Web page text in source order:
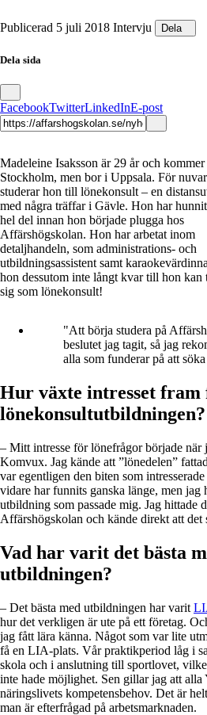
Publicerad 5 juli 2018 Intervju Dela
Dela sida
FacebookTwitterLinkedInE-post
Madeleine Isaksson är 29 år och kommer
Stockholm, men bor i Uppsala. För
studerar hon till lönekonsult – en
med några träffar i Gävle. Hon har
hel del innan hon började plugga hos
Affärshögskolan. Hon har arbetat inom
detaljhandeln, som administrations- och
utbildningsassistent samt
hon dessutom inte långt kvar till hon kan
sig som lönekonsult!
"Att börja studera på
beslutet jag tagit, så jag
alla som funderar på att
Hur växte intresset fram
lönekonsultutbildningen?
– Mitt intresse för lönefrågor började när
Komvux. Jag kände att ”lönedelen”
var egentligen den biten som
vidare har funnits ganska länge, men jag
utbildning som passade mig. Jag hittade
Affärshögskolan och kände direkt att
Vad har varit det bästa
utbildningen?
– Det bästa med utbildningen har varit
hur det verkligen är ute på ett företag.
jag fått lära känna. Något som var lite
få en LIA-plats. Vår praktikperiod låg i
skola och i anslutning till sportlovet,
inte hade möjlighet. Sen gillar jag att
näringslivets kompetensbehov. Det är
man är efterfrågad på arbetsmarknaden.